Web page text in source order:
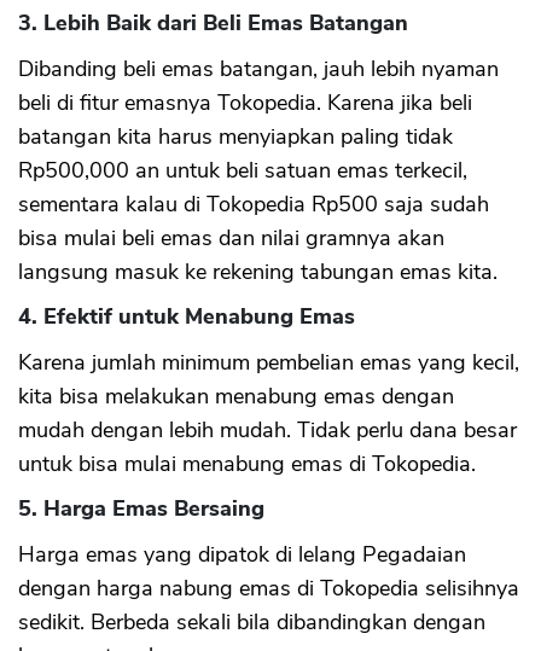
3. Lebih Baik dari Beli Emas Batangan
Dibanding beli emas batangan, jauh lebih nyaman
beli di fitur emasnya Tokopedia. Karena jika beli
batangan kita harus menyiapkan paling tidak
Rp500,000 an untuk beli satuan emas terkecil,
sementara kalau di Tokopedia Rp500 saja sudah
bisa mulai beli emas dan nilai gramnya akan
langsung masuk ke rekening tabungan emas kita.
4. Efektif untuk Menabung Emas
Karena jumlah minimum pembelian emas yang kecil,
kita bisa melakukan menabung emas dengan
mudah dengan lebih mudah. Tidak perlu dana besar
untuk bisa mulai menabung emas di Tokopedia.
5. Harga Emas Bersaing
Harga emas yang dipatok di lelang Pegadaian
dengan harga nabung emas di Tokopedia selisihnya
sedikit. Berbeda sekali bila dibandingkan dengan